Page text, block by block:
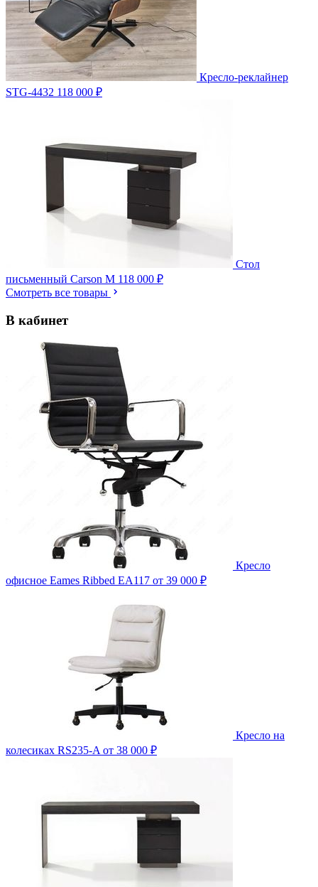
Кресло-реклайнер
STG-4432 118 000 ₽
Стол
письменный Carson M 118 000 ₽
Смотреть все товары
В кабинет
Кресло
офисное Eames Ribbed EA117 от 39 000 ₽
Кресло на
колесиках RS235-A от 38 000 ₽